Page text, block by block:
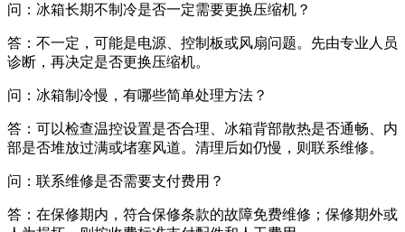
问：冰箱长期不制冷是否一定需要更换压缩机？
答：不一定，可能是电源、控制板或风扇问题。先由专业人员
诊断，再决定是否更换压缩机。
问：冰箱制冷慢，有哪些简单处理方法？
答：可以检查温控设置是否合理、冰箱背部散热是否通畅、内
部是否堆放过满或堵塞风道。清理后如仍慢，则联系维修。
问：联系维修是否需要支付费用？
答：在保修期内，符合保修条款的故障免费维修；保修期外或